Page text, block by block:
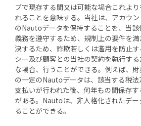
ブで現存する間又は可能な場合これよ
れることを意味する。当社は、アカウ
のNautoデータを保持することを、当
義務を遵守するため、規制上の要件を
決するため、詐欺若しくは濫用を防止
シー及び顧客との当社の契約を執行す
な場合、行うことができる。例えば、
の一定のNautoデータは、該当する税法
支払いが行われた後、何年もの間保存
がある。Nautoは、非人格化されたデ
ることができる。